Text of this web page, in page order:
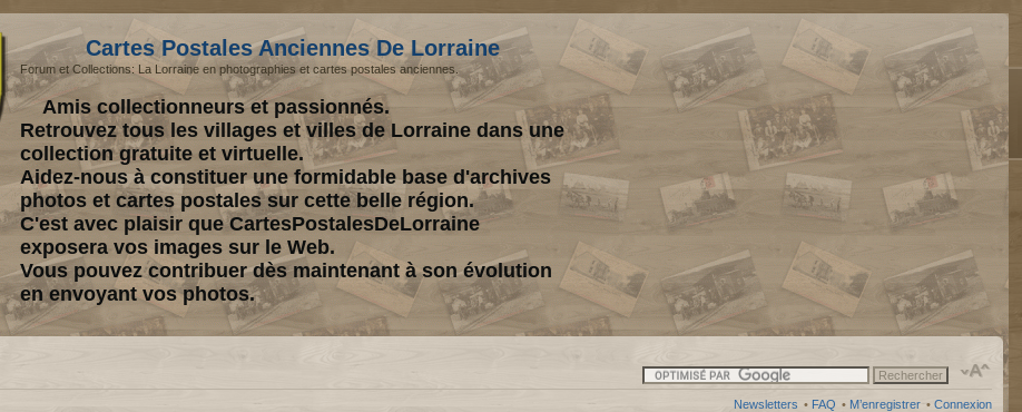
Cartes Postales Anciennes De Lorraine
Forum et Collections: La Lorraine en photographies et cartes postales anciennes.
Amis collectionneurs et passionnés.
Retrouvez tous les villages et villes de Lorraine dans une
collection gratuite et virtuelle.
Aidez-nous à constituer une formidable base d'archives
photos et cartes postales sur cette belle région.
C'est avec plaisir que CartesPostalesDeLorraine
exposera vos images sur le Web.
Vous pouvez contribuer dès maintenant à son évolution
en envoyant vos photos.
Newsletters • FAQ • M’enregistrer • Connexion